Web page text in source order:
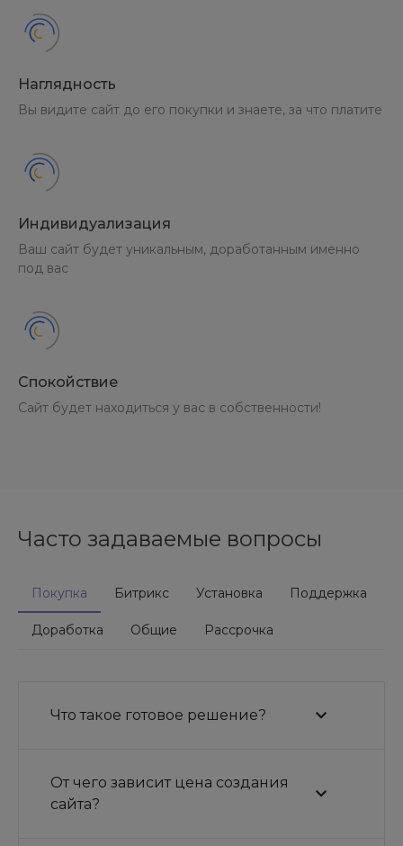
Наглядность
Вы видите сайт до его покупки и знаете, за что платите
Индивидуализация
Ваш сайт будет уникальным, доработанным именно
под вас
Спокойствие
Сайт будет находиться у вас в собственности!
Часто задаваемые вопросы
Покупка Битрикс Установка Поддержка
Доработка Общие Рассрочка
Что такое готовое решение?
От чего зависит цена создания
сайта?